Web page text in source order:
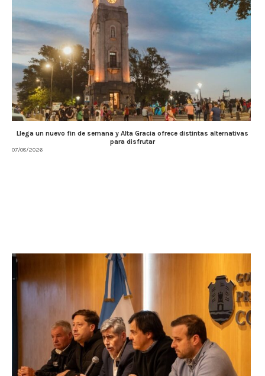
Llega un nuevo fin de semana y Alta Gracia ofrece distintas alternativas
para disfrutar
07/08/2026